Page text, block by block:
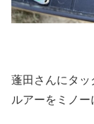
蓬田さんにタ
ルアーをミノー